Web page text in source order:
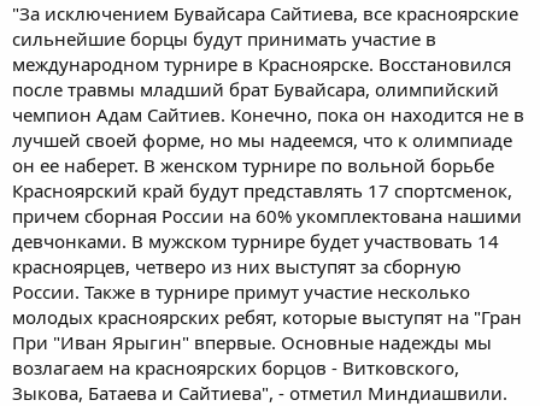
"За исключением Бувайсара Сайтиева, все красноярские
сильнейшие борцы будут принимать участие в
международном турнире в Красноярске. Восстановился
после травмы младший брат Бувайсара, олимпийский
чемпион Адам Сайтиев. Конечно, пока он находится не в
лучшей своей форме, но мы надеемся, что к олимпиаде
он ее наберет. В женском турнире по вольной борьбе
Красноярский край будут представлять 17 спортсменок,
причем сборная России на 60% укомплектована нашими
девчонками. В мужском турнире будет участвовать 14
красноярцев, четверо из них выступят за сборную
России. Также в турнире примут участие несколько
молодых красноярских ребят, которые выступят на "Гран
При "Иван Ярыгин" впервые. Основные надежды мы
возлагаем на красноярских борцов - Витковского,
Зыкова, Батаева и Сайтиева", - отметил Миндиашвили.